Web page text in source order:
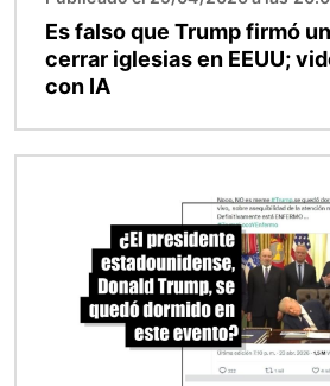
Es falso que Trump firmó
cerrar iglesias en EEUU;
con IA